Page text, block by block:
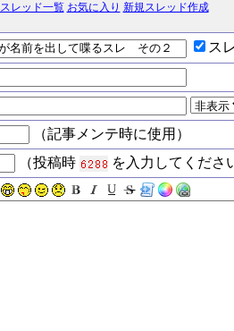
スレッド一覧 お気に入り 新規スレッド作成
ス
（記事メンテ時に使用）
（投稿時 を入力してくださ